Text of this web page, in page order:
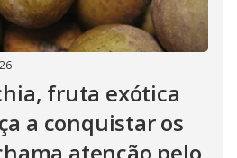
fruta exótica
a conquistar os